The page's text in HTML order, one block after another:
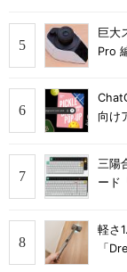
巨大
Pro
向け
三陽
ード
軽さ
「